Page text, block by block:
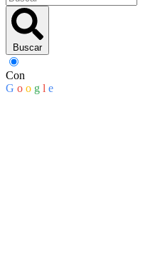
Buscar
Con
G o o g l e